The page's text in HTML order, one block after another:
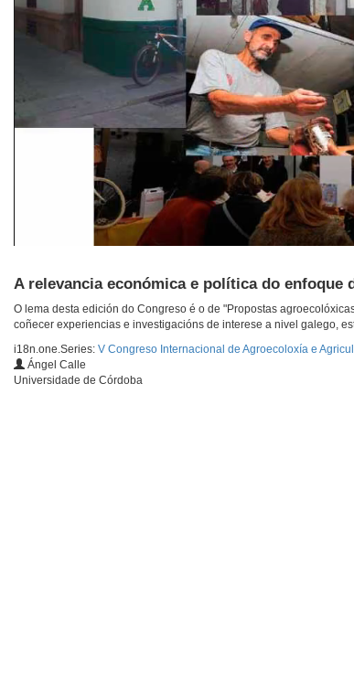
A relevancia económica e política do enfoque
O lema desta edición do Congreso é o de "Propostas
coñecer experiencias e investigacións de interese a nivel galego,
i18n.one.Series: V Congreso Internacional de Agroecoloxía e
Ángel Calle
Universidade de Córdoba